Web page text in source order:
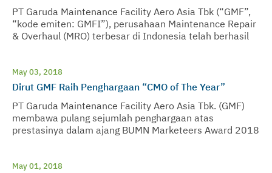
PT Garuda Maintenance Facility Aero Asia Tbk (“GMF”,
“kode emiten: GMFI”), perusahaan Maintenance Repair
& Overhaul (MRO) terbesar di Indonesia telah berhasil
May 03, 2018
Dirut GMF Raih Penghargaan “CMO of The Year”
PT Garuda Maintenance Facility Aero Asia Tbk. (GMF)
membawa pulang sejumlah penghargaan atas
prestasinya dalam ajang BUMN Marketeers Award 2018
May 01, 2018